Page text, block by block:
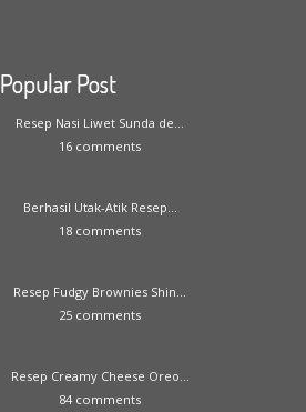
Popular Post
Resep Nasi Liwet Sunda de...
16 comments
Berhasil Utak-Atik Resep...
18 comments
Resep Fudgy Brownies Shin...
25 comments
Resep Creamy Cheese Oreo...
84 comments